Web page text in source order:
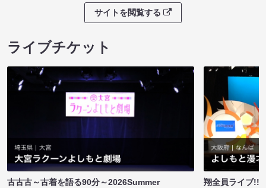
サイトを閲覧する
ライブチケット
古古古～古着を語る90分～2026Summer
翔全員ライブ!!!